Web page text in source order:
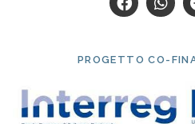
PROGETTO CO-